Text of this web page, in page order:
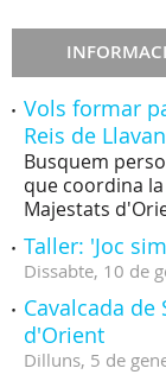
Vols formar
Reis de
Busquem
que coordina
Majestats
Taller: 'Joc
Dissabte, 10 de
Cavalcada de
d'Orient
Dilluns, 5 de